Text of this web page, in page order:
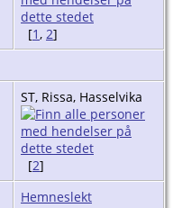
[1, 2]
ST, Rissa, Hasselvika
[2]
Hemneslekt